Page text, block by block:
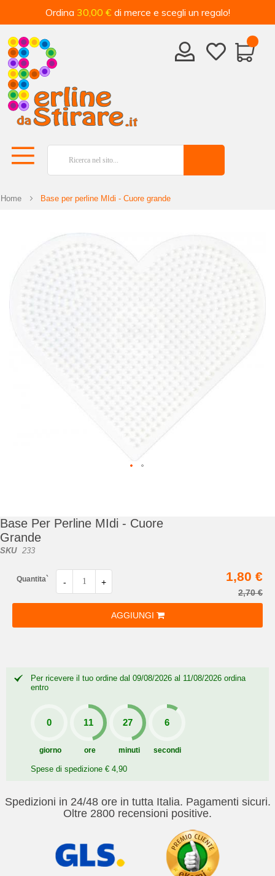
Ordina 30,00 € di merce e scegli un regalo!
Home Base per perline MIdi - Cuore grande
immagini
galleria
di
immagini
Base Per Perline MIdi - Cuore
Grande
SKU 233
Quantita` - +
AGGIUNGI
1,80 €
2,70 €
Per ricevere il tuo ordine dal 09/08/2026 al 11/08/2026 ordina
entro
giorno ore minuti secondi
Spese di spedizione € 4,90
Spedizioni in 24/48 ore in tutta Italia. Pagamenti sicuri.
Oltre 2800 recensioni positive.